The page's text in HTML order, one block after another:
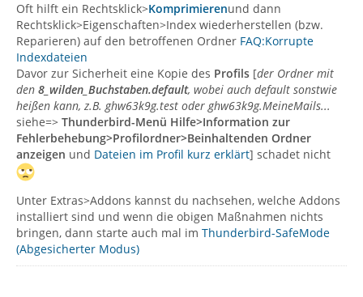
Oft hilft ein Rechtsklick>Komprimierenund dann
Rechtsklick>Eigenschaften>Index wiederherstellen (bzw.
Reparieren) auf den betroffenen Ordner FAQ:Korrupte
Indexdateien
Davor zur Sicherheit eine Kopie des Profils [der Ordner mit
den 8_wilden_Buchstaben.default, wobei auch default sonstwie
heißen kann, z.B. ghw63k9g.test oder ghw63k9g.MeineMails...
siehe=> Thunderbird-Menü Hilfe>Information zur
Fehlerbehebung>Profilordner>Beinhaltenden Ordner
anzeigen und Dateien im Profil kurz erklärt] schadet nicht
Unter Extras>Addons kannst du nachsehen, welche Addons
installiert sind und wenn die obigen Maßnahmen nichts
bringen, dann starte auch mal im Thunderbird-SafeMode
(Abgesicherter Modus)